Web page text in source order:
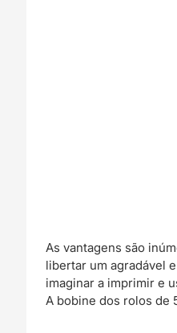
As vantagens são
libertar um agradável
imaginar a imprimir e
A bobine dos rolos de